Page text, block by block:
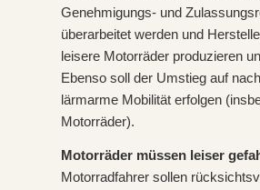
Genehmigungs- und
überarbeitet werden und
leisere Motorräder produzieren
Ebenso soll der Umstieg auf
lärmarme Mobilität erfolgen
Motorräder).
Motorräder müssen leiser
Motorradfahrer sollen